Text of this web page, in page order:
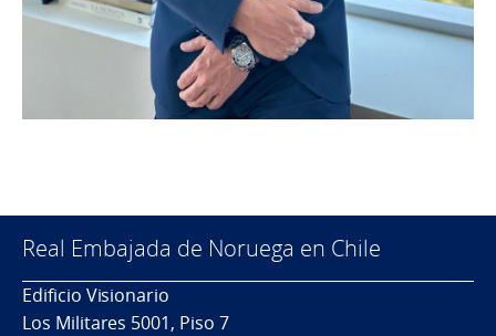
Real Embajada de Noruega en Chile
Edificio Visionario
Los Militares 5001, Piso 7